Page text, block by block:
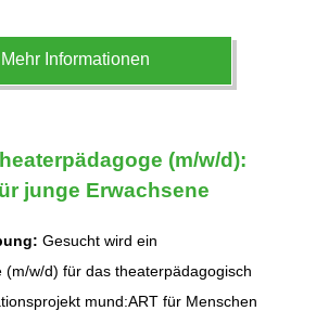
Mehr Informationen
(m/w/d):
junge Erwachsene
Gesucht wird ein
(m/w/d) für das theaterpädagogisch
mund:ART für Menschen